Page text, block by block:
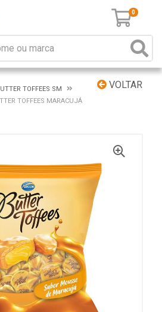
0
VOLTAR
TOFFEES SM
TOFFEES MARACUJÁ